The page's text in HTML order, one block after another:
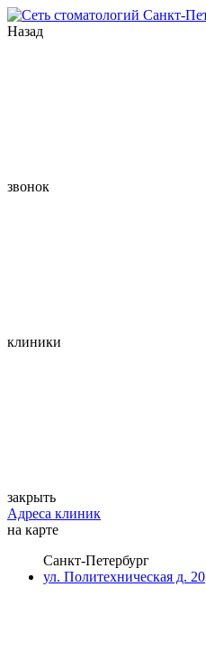
Назад
звонок
клиники
закрыть
Адреса клиник
на карте
Санкт-Петербург
ул. Политехническая д. 20